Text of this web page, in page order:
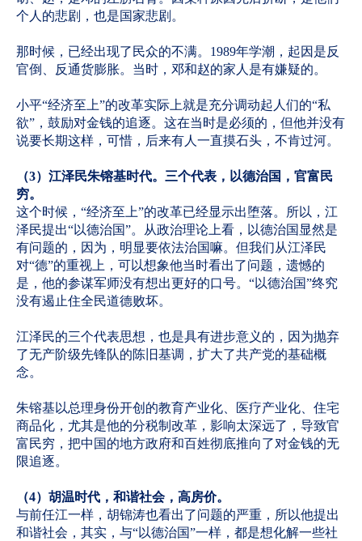
个人的悲剧，也是国家悲剧。
那时候，已经出现了民众的不满。1989年学潮，起因是反
官倒、反通货膨胀。当时，邓和赵的家人是有嫌疑的。
小平“经济至上”的改革实际上就是充分调动起人们的“私
欲”，鼓励对金钱的追逐。这在当时是必须的，但他并没有
说要长期这样，可惜，后来有人一直摸石头，不肯过河。
（3）江泽民朱镕基时代。三个代表，以德治国，官富民
穷。
这个时候，“经济至上”的改革已经显示出堕落。所以，江
泽民提出“以德治国”。从政治理论上看，以德治国显然是
有问题的，因为，明显要依法治国嘛。但我们从江泽民
对“德”的重视上，可以想象他当时看出了问题，遗憾的
是，他的参谋军师没有想出更好的口号。“以德治国”终究
没有遏止住全民道德败坏。
江泽民的三个代表思想，也是具有进步意义的，因为抛弃
了无产阶级先锋队的陈旧基调，扩大了共产党的基础概
念。
朱镕基以总理身份开创的教育产业化、医疗产业化、住宅
商品化，尤其是他的分税制改革，影响太深远了，导致官
富民穷，把中国的地方政府和百姓彻底推向了对金钱的无
限追逐。
（4）胡温时代，和谐社会，高房价。
与前任江一样，胡锦涛也看出了问题的严重，所以他提出
和谐社会，其实，与“以德治国”一样，都是想化解一些社